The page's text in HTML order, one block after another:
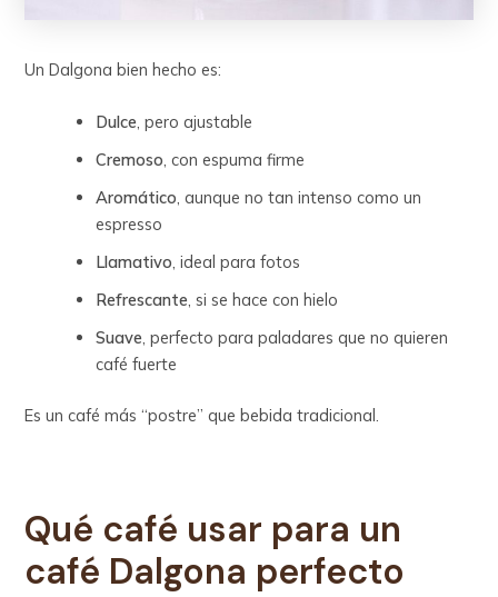
Un Dalgona bien hecho es:
Dulce, pero ajustable
Cremoso, con espuma firme
Aromático, aunque no tan intenso como un
espresso
Llamativo, ideal para fotos
Refrescante, si se hace con hielo
Suave, perfecto para paladares que no quieren
café fuerte
Es un café más “postre” que bebida tradicional.
Qué café usar para un
café Dalgona perfecto